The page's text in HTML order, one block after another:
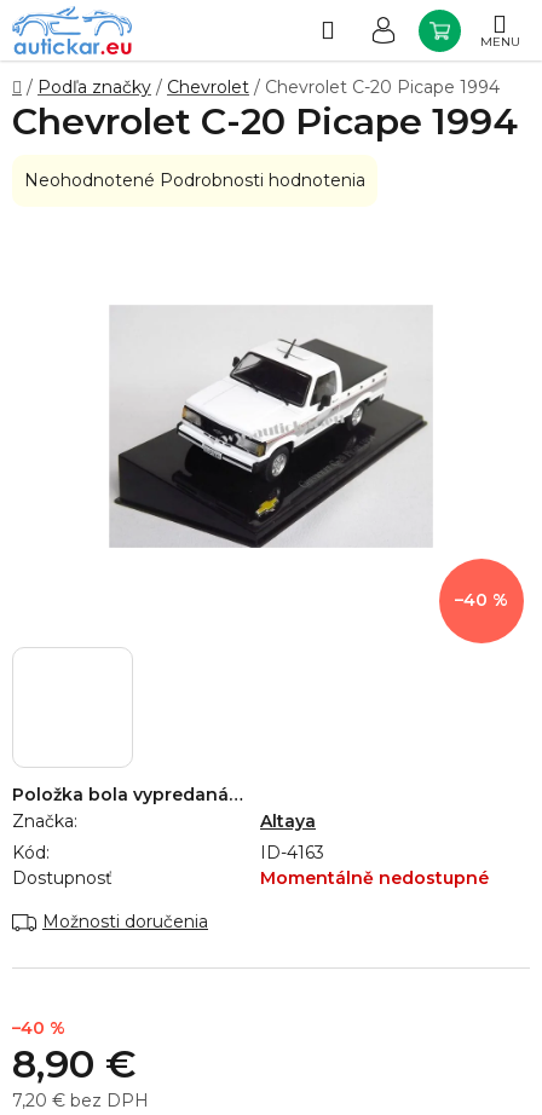
Prejsť
na
obsah
Hľadať
KOŠÍK
Domov
/ Podľa značky / Chevrolet / Chevrolet C-20 Picape 1994
Položka bola vypredaná…
Dostupnosť
Momentálně nedostupné
Možnosti doručenia
Značka:
Altaya
Kód:
ID-4163
–40 %
8,90 €
7,20 € bez DPH
Chevrolet C-20 Picape 1994
Priemerné
Neohodnotené Podrobnosti hodnotenia
–40 %